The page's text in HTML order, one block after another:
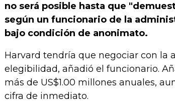
no será posible hasta que
según un funcionario de la
bajo condición de anonimato.
Harvard tendría que negociar con la
elegibilidad, añadió el funcionario.
más de US$1.00 millones anuales,
cifra de inmediato.